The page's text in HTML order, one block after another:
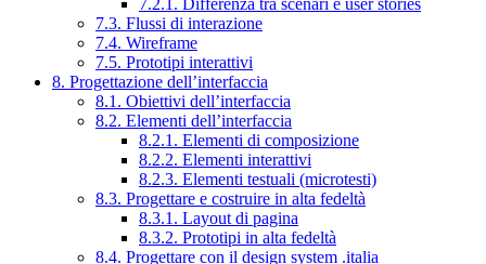
7.3. Flussi di interazione
7.4. Wireframe
7.5. Prototipi interattivi
8. Progettazione dell’interfaccia
8.1. Obiettivi dell’interfaccia
8.2. Elementi dell’interfaccia
8.2.1. Elementi di composizione
8.2.2. Elementi interattivi
8.2.3. Elementi testuali (microtesti)
8.3. Progettare e costruire in alta fedeltà
8.3.1. Layout di pagina
8.3.2. Prototipi in alta fedeltà
8.4. Progettare con il design system .italia